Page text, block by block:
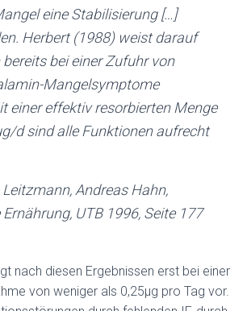
eine Stabilisierung […]
Herbert (1988) weist darauf
bei einer Zufuhr von
Mangelsymptome
einer effektiv resorbierten Menge
d sind alle Funktionen aufrecht
Leitzmann, Andreas Hahn,
UTB 1996, Seite 177
nach diesen Ergebnissen erst bei einer
von weniger als 0,25µg pro Tag vor.